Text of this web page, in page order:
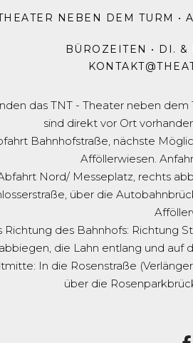
NEBEN DEM TURM •
BÜROZEITEN • DI.
das TNT - Theater neben
sind direkt vor Ort
Bahnhofstraße, nächste
Afföllerwiesen.
Nord/ Messeplatz, rechts
über die
Richtung des Bahnhofs: Richtung
abbiegen, die Lahn entlang und auf
In die Rosenstraße
über die